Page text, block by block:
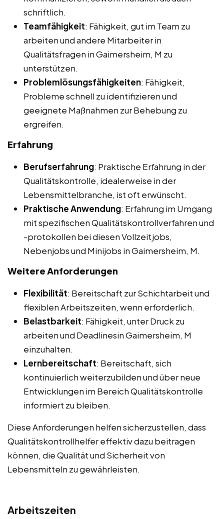
schriftlich.
Teamfähigkeit: Fähigkeit, gut im Team zu
arbeiten und andere Mitarbeiter in
Qualitätsfragen in Gaimersheim, M zu
unterstützen.
Problemlösungsfähigkeiten: Fähigkeit,
Probleme schnell zu identifizieren und
geeignete Maßnahmen zur Behebung zu
ergreifen.
Erfahrung
Berufserfahrung: Praktische Erfahrung in der
Qualitätskontrolle, idealerweise in der
Lebensmittelbranche, ist oft erwünscht.
Praktische Anwendung: Erfahrung im Umgang
mit spezifischen Qualitätskontrollverfahren und
-protokollen bei diesen Vollzeitjobs,
Nebenjobs und Minijobs in Gaimersheim, M.
Weitere Anforderungen
Flexibilität: Bereitschaft zur Schichtarbeit und
flexiblen Arbeitszeiten, wenn erforderlich.
Belastbarkeit: Fähigkeit, unter Druck zu
arbeiten und Deadlinesin Gaimersheim, M
einzuhalten.
Lernbereitschaft: Bereitschaft, sich
kontinuierlich weiterzubilden und über neue
Entwicklungen im Bereich Qualitätskontrolle
informiert zu bleiben.
Diese Anforderungen helfen sicherzustellen, dass
Qualitätskontrollhelfer effektiv dazu beitragen
können, die Qualität und Sicherheit von
Lebensmitteln zu gewährleisten.
Arbeitszeiten